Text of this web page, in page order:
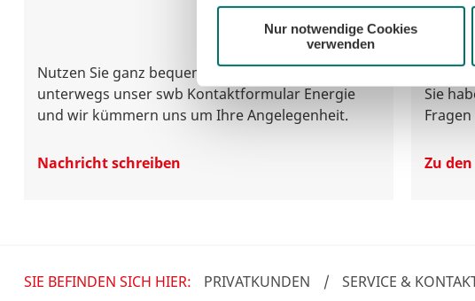
Nur notwendige Cookies
verwenden
Nutzen Sie ganz bequem von Zuhause oder
unterwegs unser swb Kontaktformular Energie
und wir kümmern uns um Ihre Angelegenheit.
Nachricht schreiben
Sie
Sie
Zu den
SIE BEFINDEN SICH HIER: PRIVATKUNDEN / SERVICE &